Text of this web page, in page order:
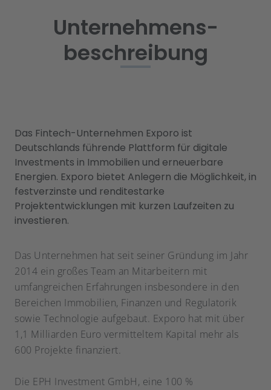
Unternehmens-
beschreibung
Das Fintech-Unternehmen Exporo ist
Deutschlands führende Plattform für digitale
Investments in Immobilien und erneuerbare
Energien. Exporo bietet Anlegern die Möglichkeit, in
festverzinste und renditestarke
Projektentwicklungen mit kurzen Laufzeiten zu
investieren.
Das Unternehmen hat seit seiner Gründung im Jahr
2014 ein großes Team an Mitarbeitern mit
umfangreichen Erfahrungen insbesondere in den
Bereichen Immobilien, Finanzen und Regulatorik
sowie Technologie aufgebaut. Exporo hat mit über
1,1 Milliarden Euro vermitteltem Kapital mehr als
600 Projekte finanziert.
Die EPH Investment GmbH, eine 100 %